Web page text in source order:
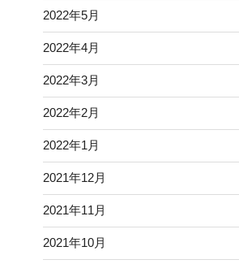
2022年5月
2022年4月
2022年3月
2022年2月
2022年1月
2021年12月
2021年11月
2021年10月